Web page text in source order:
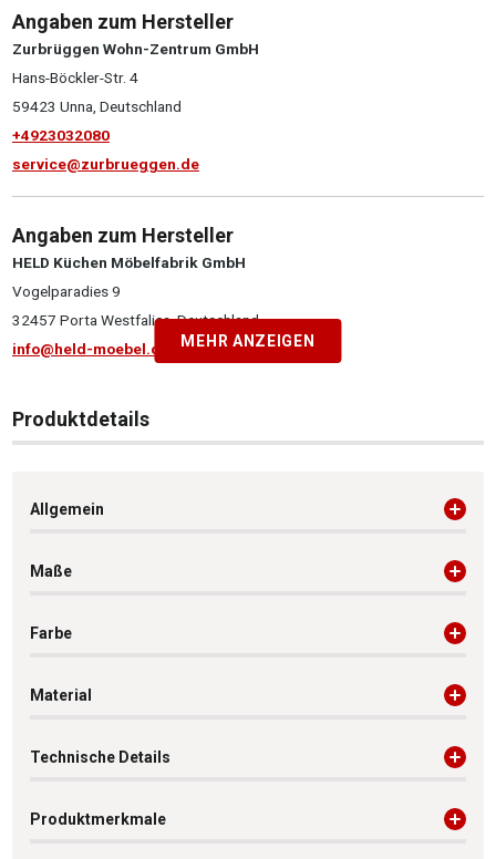
Angaben zum Hersteller
Zurbrüggen Wohn-Zentrum GmbH
Hans-Böckler-Str. 4
59423 Unna, Deutschland
+4923032080
service@zurbrueggen.de
Angaben zum Hersteller
HELD Küchen Möbelfabrik GmbH
Vogelparadies 9
32457 Porta Westfalica, Deutschland
info@held-moebel.de
MEHR ANZEIGEN
Produktdetails
Allgemein
Maße
Farbe
Material
Technische Details
Produktmerkmale